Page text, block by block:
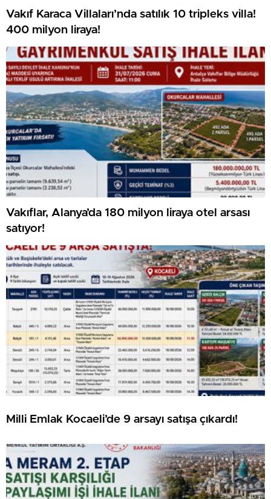
Vakıf Karaca Villaları’nda satılık 10 tripleks villa!
400 milyon liraya!
Vakıflar, Alanya’da 180 milyon liraya otel arsası
satıyor!
Milli Emlak Kocaeli’de 9 arsayı satışa çıkardı!